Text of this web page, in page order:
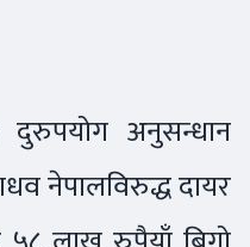
अनुसन्धान
नेपालविरुद्ध दायर